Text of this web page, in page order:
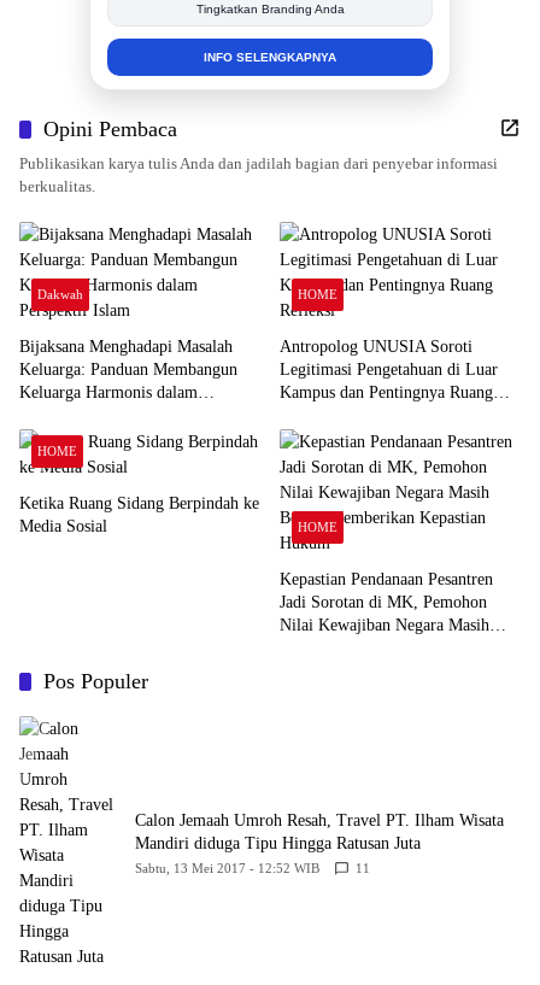
Tingkatkan Branding Anda
INFO SELENGKAPNYA
Opini Pembaca
Publikasikan karya tulis Anda dan jadilah bagian dari penyebar informasi
berkualitas.
Dakwah
Bijaksana Menghadapi Masalah
Keluarga: Panduan Membangun
Keluarga Harmonis dalam
HOME
Antropolog UNUSIA Soroti
Legitimasi Pengetahuan di Luar
Kampus dan Pentingnya Ruang
HOME
Ketika Ruang Sidang Berpindah ke
Media Sosial
HOME
Kepastian Pendanaan Pesantren
Jadi Sorotan di MK, Pemohon
Nilai Kewajiban Negara Masih
Pos Populer
Calon Jemaah Umroh Resah, Travel PT. Ilham Wisata
Mandiri diduga Tipu Hingga Ratusan Juta
Sabtu, 13 Mei 2017 - 12:52 WIB 11